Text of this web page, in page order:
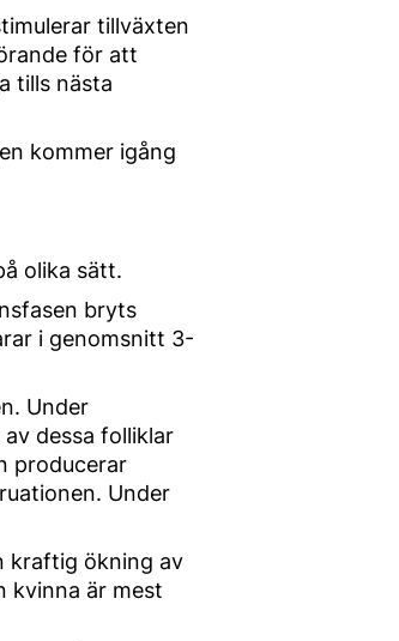
tillväxten
för att
tills nästa
kommer igång
olika sätt.
bryts
i genomsnitt 3-
Under
dessa folliklar
producerar
Under
kraftig ökning av
kvinna är mest